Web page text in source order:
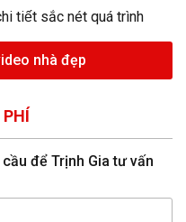
nhà đẹp
để Trịnh Gia tư vấn